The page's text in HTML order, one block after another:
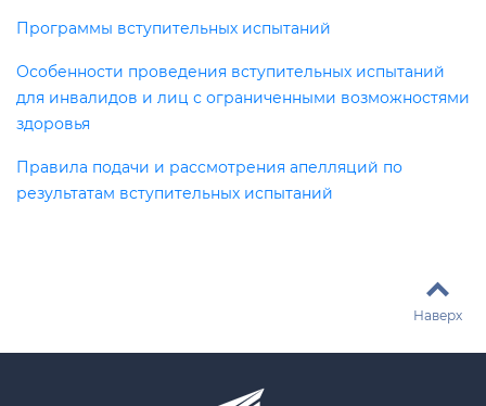
Программы вступительных испытаний
Особенности проведения вступительных испытаний
для инвалидов и лиц с ограниченными возможностями
здоровья
Правила подачи и рассмотрения апелляций по
результатам вступительных испытаний
Наверх